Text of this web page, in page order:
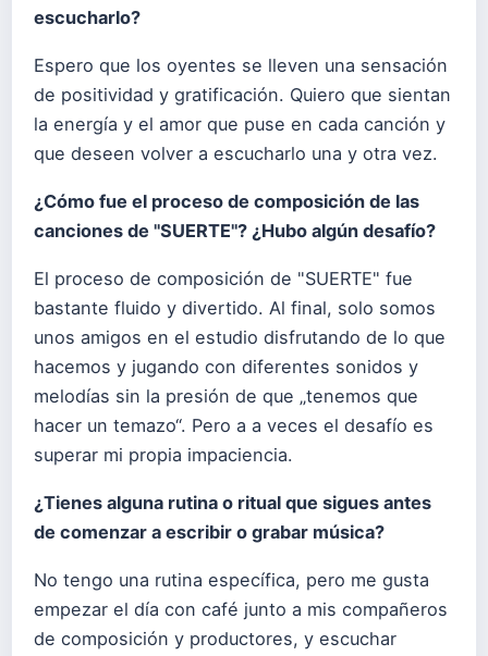
escucharlo?
Espero que los oyentes se lleven una sensación
de positividad y gratificación. Quiero que sientan
la energía y el amor que puse en cada canción y
que deseen volver a escucharlo una y otra vez.
¿Cómo fue el proceso de composición de las
canciones de "SUERTE"? ¿Hubo algún desafío?
El proceso de composición de "SUERTE" fue
bastante fluido y divertido. Al final, solo somos
unos amigos en el estudio disfrutando de lo que
hacemos y jugando con diferentes sonidos y
melodías sin la presión de que „tenemos que
hacer un temazo“. Pero a a veces el desafío es
superar mi propia impaciencia.
¿Tienes alguna rutina o ritual que sigues antes
de comenzar a escribir o grabar música?
No tengo una rutina específica, pero me gusta
empezar el día con café junto a mis compañeros
de composición y productores, y escuchar